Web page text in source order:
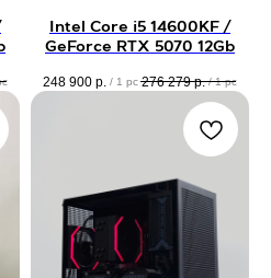
Intel Core i5 14600KF /
GeForce RTX 5070 12Gb
248 900 р. / 1 pc 276 279 р. / 1 pc